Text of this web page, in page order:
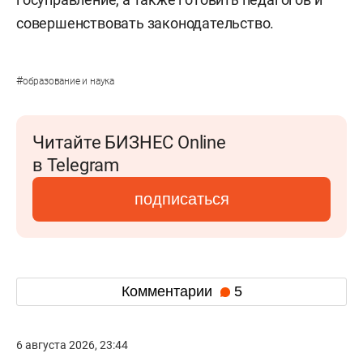
совершенствовать законодательство.
#образование и наука
Читайте БИЗНЕС Online
в Telegram
подписаться
Комментарии 5
6 августа 2026, 23:44